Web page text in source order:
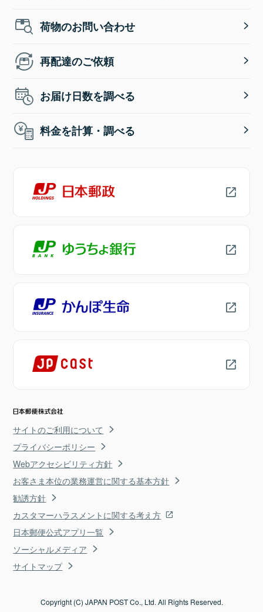
荷物のお問い合わせ
再配達のご依頼
お届け日数を調べる
料金を計算・調べる
サイトのご利用について
プライバシーポリシー
Webアクセシビリティ方針
お客さま本位の業務運営に関する基本方針
勧誘方針
カスタマーハラスメントに関する考え方
日本郵便公式アプリ一覧
ソーシャルメディア
サイトマップ
Copyright (C) JAPAN POST Co., Ltd. All Rights Reserved.